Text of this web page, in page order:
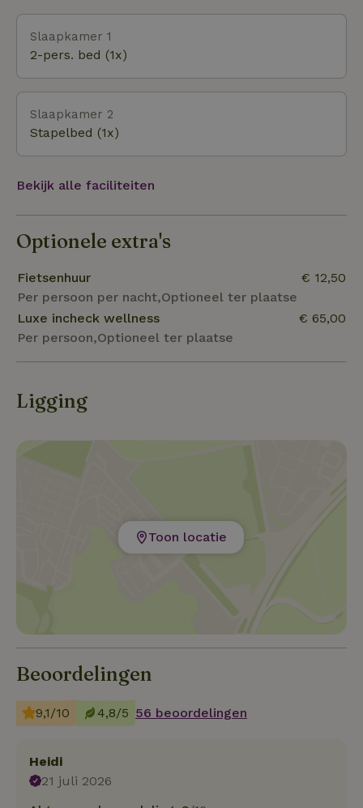
Voor onze boerderij, langs het van Harinxmakanaal
loopt een prachtige wandel/fietsroute.
Slaapkamer 1
2-pers. bed (1x)
Slaapkamer 2
Stapelbed (1x)
Bekijk alle faciliteiten
Optionele extra's
Fietsenhuur
Per persoon per nacht,Optioneel ter plaatse
€ 12,50
Luxe incheck wellness
Per persoon,Optioneel ter plaatse
€ 65,00
Ligging
Toon locatie
Beoordelingen
9,1/10 4,8/5 56 beoordelingen
Heidi
21 juli 2026